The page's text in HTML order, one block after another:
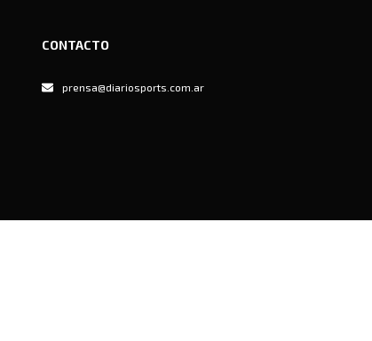
CONTACTO
prensa@diariosports.com.ar